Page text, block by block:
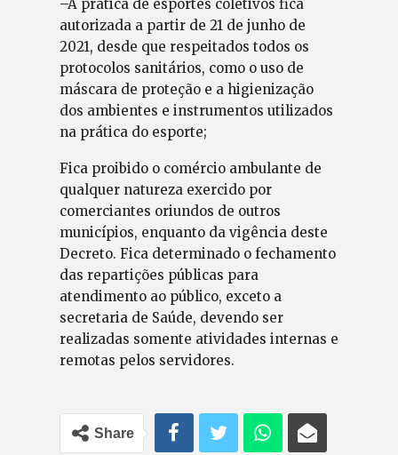
–A prática de esportes coletivos fica
autorizada a partir de 21 de junho de
2021, desde que respeitados todos os
protocolos sanitários, como o uso de
máscara de proteção e a higienização
dos ambientes e instrumentos utilizados
na prática do esporte;
Fica proibido o comércio ambulante de
qualquer natureza exercido por
comerciantes oriundos de outros
municípios, enquanto da vigência deste
Decreto. Fica determinado o fechamento
das repartições públicas para
atendimento ao público, exceto a
secretaria de Saúde, devendo ser
realizadas somente atividades internas e
remotas pelos servidores.
Share